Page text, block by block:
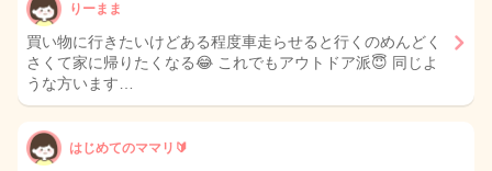
りーまま
買い物に行きたいけどある程度車走らせると行くのめんどく
さくて家に帰りたくなる😂 これでもアウトドア派😇 同じよ
うな方います…
はじめてのママリ🔰